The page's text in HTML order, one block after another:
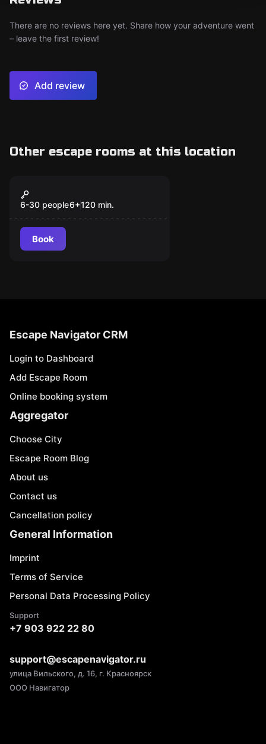
There are no reviews here yet. Share how your adventure went
– leave the first review!
Add review
Other escape rooms at this location
Лазертаг
6-30 people6+120 min.
Book
Escape Navigator CRM
Login to Dashboard
Add Escape Room
Online booking system
Aggregator
Choose City
Escape Room Blog
About us
Contact us
Cancellation policy
General Information
Imprint
Terms of Service
Personal Data Processing Policy
Support
+7 903 922 22 80
support@escapenavigator.ru
улица Вильского, д. 16, г. Красноярск
ООО Навигатор